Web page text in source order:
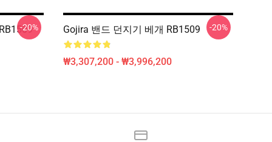
-20% Gojira 밴드 던지기 베개 RB1509
₩3,307,200 - ₩3,996,200
-20%